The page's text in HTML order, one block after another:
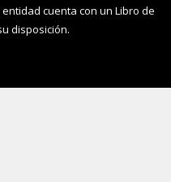
entidad cuenta con un Libro de
disposición.